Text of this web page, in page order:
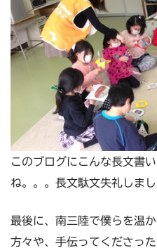
このブログにこんな長文書
ね。。。長文駄文失礼しまし
最後に、南三陸で僕らを温
方々や、手伝ってくださっ